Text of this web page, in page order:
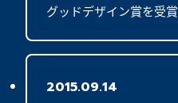
グッドデザイン賞を受賞
2015.09.14